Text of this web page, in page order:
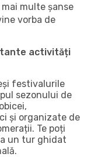
multe șanse
vorba de
activități
festivalurile
sezonului de
și organizate de
Te poți
un tur ghidat